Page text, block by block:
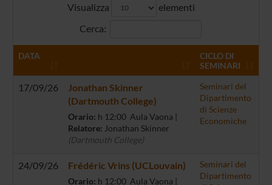
Visualizza
elementi
Cerca:
DATA
CICLO DI
SEMINARI
17/09/26
Jonathan Skinner
(Dartmouth College)
Orario: h 12:00 Aula Vaona |
Relatore: Jonathan Skinner
(Dartmouth College)
Seminari del
Dipartimento
di Scienze
Economiche
24/09/26 Frédéric Vrins (UCLouvain)
Orario: h 12:00 Aula Vaona |
Seminari del
Dipartimento